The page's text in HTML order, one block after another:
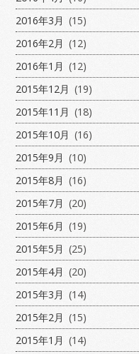
2016年3月 (15)
2016年2月 (12)
2016年1月 (12)
2015年12月 (19)
2015年11月 (18)
2015年10月 (16)
2015年9月 (10)
2015年8月 (16)
2015年7月 (20)
2015年6月 (19)
2015年5月 (25)
2015年4月 (20)
2015年3月 (14)
2015年2月 (15)
2015年1月 (14)